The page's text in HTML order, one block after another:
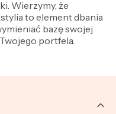
Wierzymy, że
to element dbania
bazę swojej
portfela.